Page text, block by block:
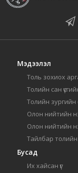
Мэдээлэл
Толь зохиох
Толийн сан
Толийн зургийн
Олон нийтийн
Олон нийтийн
Тайлбар
Бусад
Их хайсан үг